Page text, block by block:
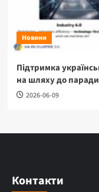
Новини
Підтримка
на шляху до
2026-06-09
Контакти